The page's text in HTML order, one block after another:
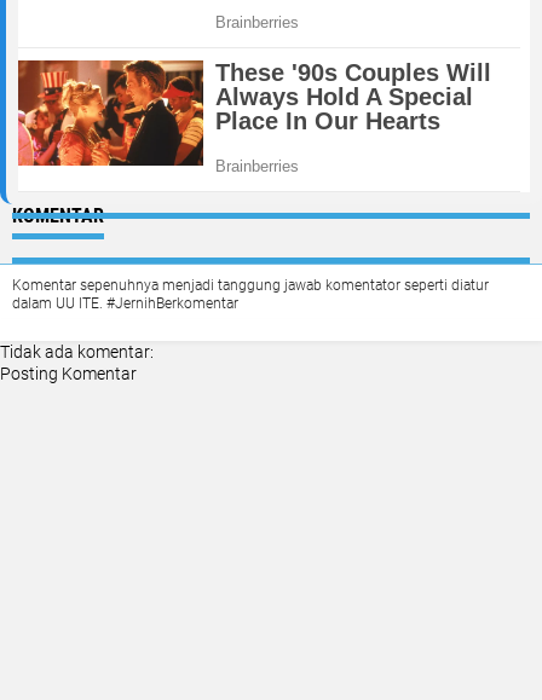
KOMENTAR
Komentar sepenuhnya menjadi tanggung jawab komentator seperti diatur
dalam UU ITE. #JernihBerkomentar
Tidak ada komentar:
Posting Komentar